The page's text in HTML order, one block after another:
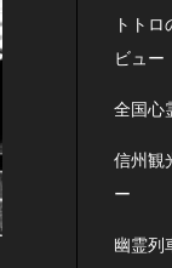
トト
ビュー
全国心
信州観
ー
幽霊列